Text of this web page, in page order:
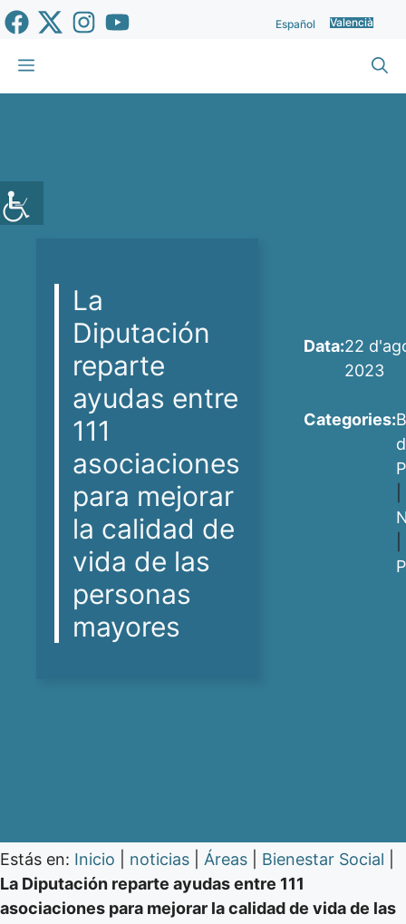
Vés
al
contingut
Español Valencià
Menu
La
Diputación
reparte
ayudas entre
111
asociaciones
para mejorar
la calidad de
vida de las
personas
mayores
Data:22
2023
Categories:
Estás en: Inicio noticias Áreas Bienestar Social
La Diputación reparte ayudas entre 111
asociaciones para mejorar la calidad de vida de las